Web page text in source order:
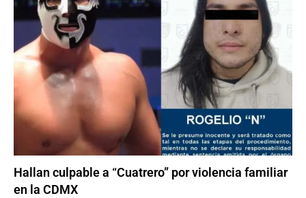
Hallan culpable a “Cuatrero” por violencia familiar
en la CDMX